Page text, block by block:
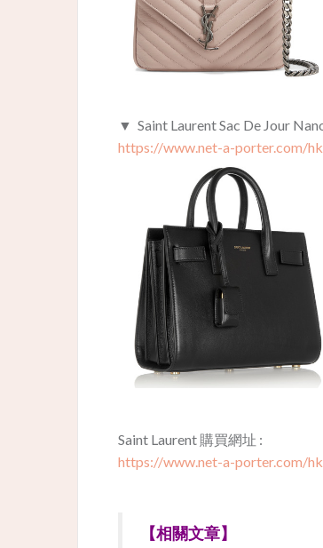
▼ Saint Laurent Sac De Jour
https://www.net-a-porter.com/
Saint Laurent 購買網址 :
https://www.net-a-porter.com/
【相關文章】